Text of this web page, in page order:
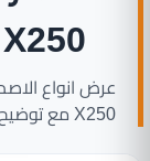
X250 مع توضيح المواصفات الكاملة لكل جهاز